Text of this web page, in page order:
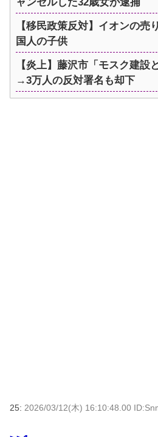
ャンセルした32歳女が逮捕
【移民政策反対】イオンの売
国人の子供
【炎上】藤沢市「モスク建設
→3万人の反対署名も却下
25: 2026/03/12(木) 16:10:48.00